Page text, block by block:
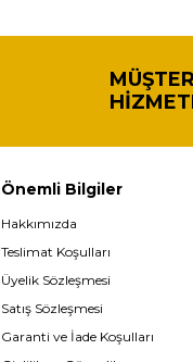
Önemli Bilgiler
Hakkımızda
Teslimat Koşulları
Üyelik Sözleşmesi
Satış Sözleşmesi
Garanti ve İade Koşulları